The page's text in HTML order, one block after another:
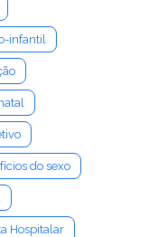
infantil
do sexo
Hospitalar